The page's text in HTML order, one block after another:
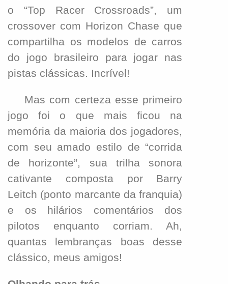
o “Top Racer Crossroads”, um
crossover com Horizon Chase que
compartilha os modelos de carros
do jogo brasileiro para jogar nas
pistas clássicas. Incrível!
Mas com certeza esse primeiro
jogo foi o que mais ficou na
memória da maioria dos jogadores,
com seu amado estilo de “corrida
de horizonte”, sua trilha sonora
cativante composta por Barry
Leitch (ponto marcante da franquia)
e os hilários comentários dos
pilotos enquanto corriam. Ah,
quantas lembranças boas desse
clássico, meus amigos!